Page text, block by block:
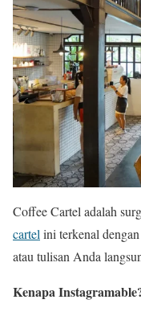
Coffee Cartel adalah
cartel ini terkenal
atau tulisan Anda
Kenapa